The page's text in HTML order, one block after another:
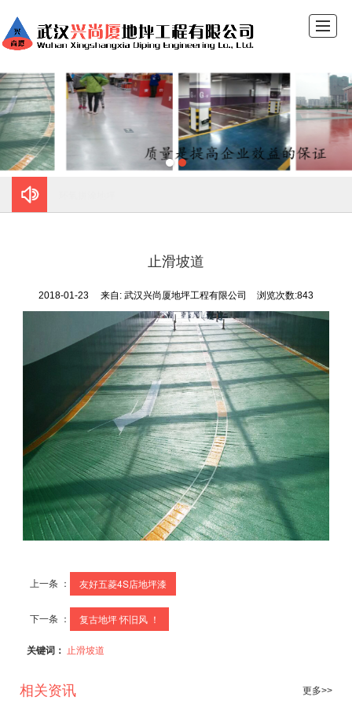
首页 走进兴尚厦 产品展示 兴尚厦工程 工程现场 地坪养护知识 联系我们
止滑坡道
2018-01-23 来自:武汉兴尚厦地坪工程有限公司 浏览次数:843
上一条 ： 友好五菱4S店地坪漆
下一条 ： 复古地坪 怀旧风 ！
关键词： 止滑坡道
相关资讯 更多>>